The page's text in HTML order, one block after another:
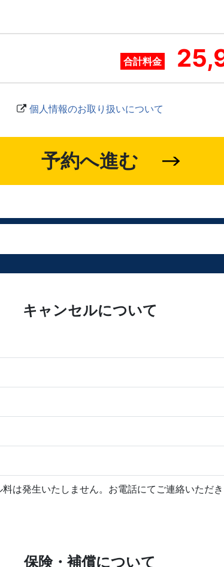
合計料金
個人情報のお取り扱いについて
予約へ進む
キャンセルについて
は発生いたしません。お電話にてご連絡いただ
保険・補償について